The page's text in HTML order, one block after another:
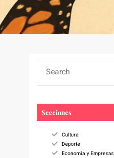
a
Secciones
Cultura
Deporte
Economía y Empresas